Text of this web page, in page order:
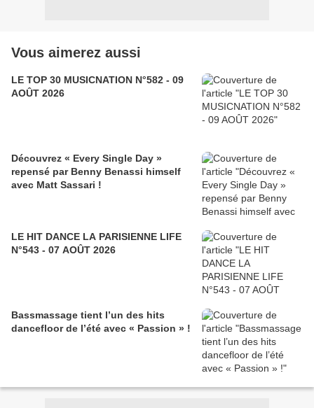
Vous aimerez aussi
LE TOP 30 MUSICNATION N°582 - 09
AOÛT 2026
Découvrez « Every Single Day »
repensé par Benny Benassi himself
avec Matt Sassari !
LE HIT DANCE LA PARISIENNE LIFE
N°543 - 07 AOÛT 2026
Bassmassage tient l’un des hits
dancefloor de l’été avec « Passion » !